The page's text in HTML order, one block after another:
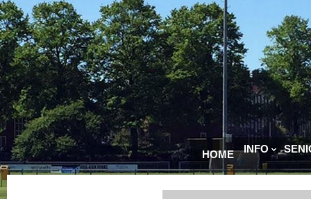
HOME INFO